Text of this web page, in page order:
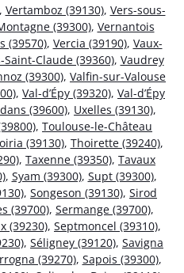
Vertamboz (39130), Vers-sous-
(39300), Vernantois
(39570), Vercia (39190), Vaux-
Saint-Claude (39360), Vaudrey
(39300), Valfin-sur-Valouse
, Val-d’Épy (39320), Val-d’Épy
(39600), Uxelles (39130),
, Toulouse-le-Château
(39130), Thoirette (39240),
, Taxenne (39350), Tavaux
, Syam (39300), Supt (39300),
, Songeson (39130), Sirod
(39700), Sermange (39700),
(39230), Septmoncel (39310),
, Séligney (39120), Savigna
(39270), Sapois (39300),